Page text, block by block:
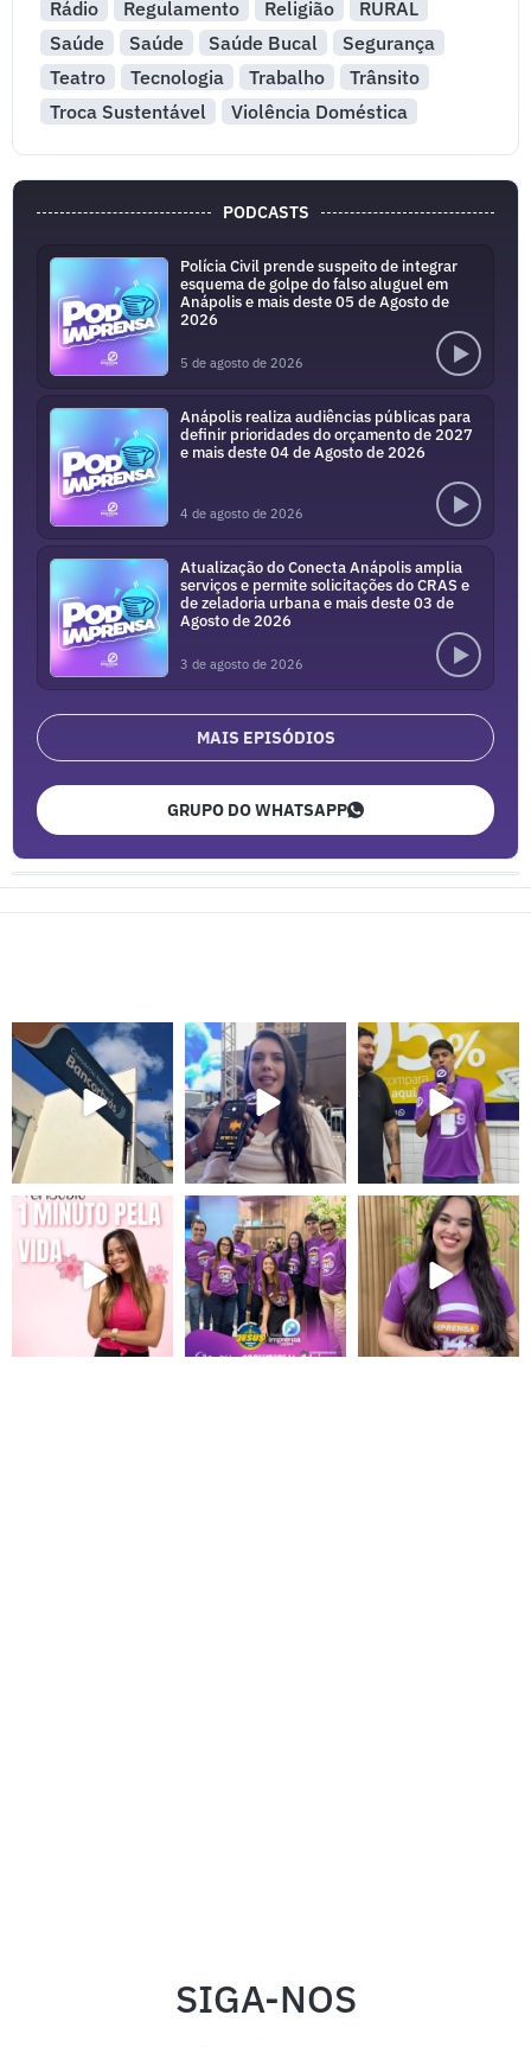
Rádio
Regulamento Religião
RURAL
Saúde
Saúde Saúde Bucal
Segurança
Teatro
Tecnologia Trabalho
Trânsito
Troca Sustentável
Violência Doméstica
PODCASTS
Polícia Civil prende suspeito de integrar
esquema de golpe do falso aluguel em
Anápolis e mais deste 05 de Agosto de
2026
5 de agosto de 2026
Anápolis realiza audiências públicas para
definir prioridades do orçamento de 2027
e mais deste 04 de Agosto de 2026
4 de agosto de 2026
Atualização do Conecta Anápolis amplia
serviços e permite solicitações do CRAS e
de zeladoria urbana e mais deste 03 de
Agosto de 2026
3 de agosto de 2026
MAIS EPISÓDIOS
GRUPO DO WHATSAPP
SIGA-NOS